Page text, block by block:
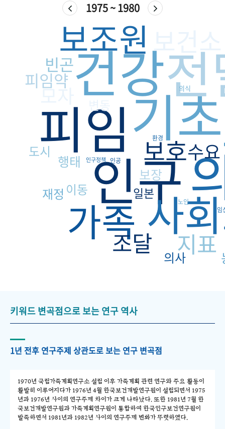
1975 ~ 1980
인구
기초
피임
건강
사
가족
보조원보건소
보호
지표
조달
모자
수요
빈곤
피임약
보장
행태
변동
이동
재정
도시
의사
일본
의식
노인
환경
임
인공
인구정책
키워드 변곡점으로 보는 연구 역사
1년 전후 연구주제 상관도로 보는 연구 변곡점
1970년 국립가족계획연구소 설립 이후 가족계획 관련 연구와 주요 활동이
활발히 이루어지다가 1976년 4월 한국보건개발연구원이 설립되면서 1975
년과 1976년 사이의 연구주제 차이가 크게 나타났다. 또한 1981년 7월 한
국보건개발연구원과 가족계획연구원이 통합하여 한국인구보건연구원이
발족하면서 1981년과 1982년 사이의 연구주제 변화가 뚜렷하였다.